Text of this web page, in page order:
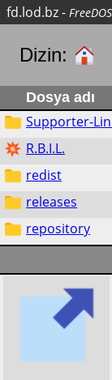
fd.lod.bz-
Dizin:
Dosya adı
Supporter-
R.B.I.L.
redist
releases
repository